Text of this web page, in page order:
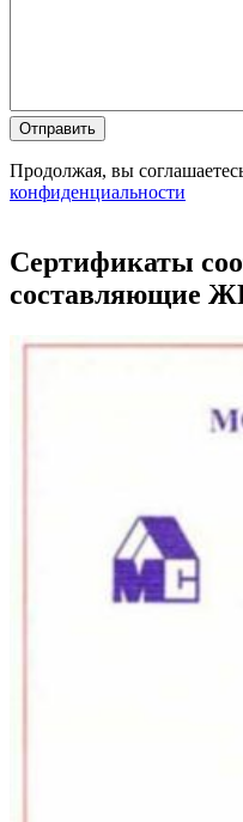
Продолжая, вы
конфиденциальности
Сертификаты
составляющие